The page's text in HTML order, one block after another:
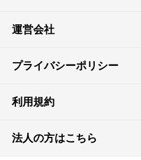
運営会社
プライバシーポリシー
利用規約
法人の方はこちら